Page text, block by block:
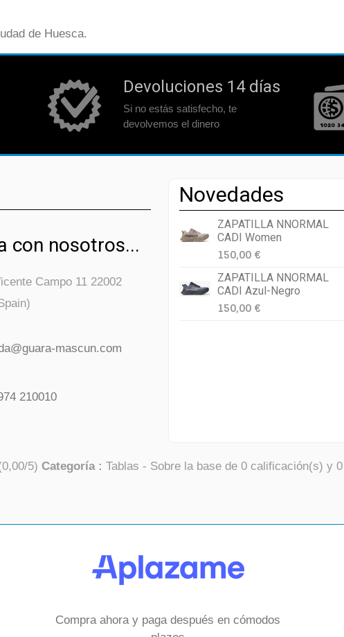
de Huesca.
Devoluciones 14 días
Si no estás satisfecho, te
devolvemos el dinero
con nosotros...
Campo 11 22002
mascun.com
210010
Novedades
ZAPATILLA NNORMAL
CADI Women
150,00 €
ZAPATILLA NNORMAL
CADI Azul-Negro
150,00 €
0,00/5) Categoría : Tablas - Sobre la base de 0 calificación(s) y 0
Compra ahora y paga después en cómodos